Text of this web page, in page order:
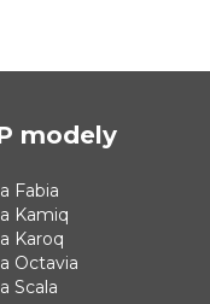
modely
Fabia
Kamiq
Karoq
Octavia
Scala